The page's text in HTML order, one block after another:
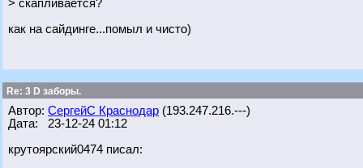
> скапливается?
как на сайдинге...помыл и чисто)
Re: 3 D заборы.
Автор: СергейС Краснодар (193.247.216.---)
Дата: 23-12-24 01:12
крутоярский0474 писал: